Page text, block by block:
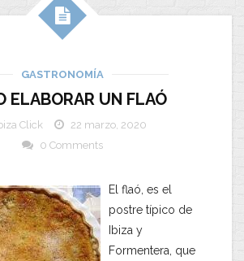
GASTRONOMÍA
ELABORAR UN FLAÓ
Click
22 marzo, 2020
0 Comments
El flaó, es el
postre típico de
Ibiza y
Formentera, que